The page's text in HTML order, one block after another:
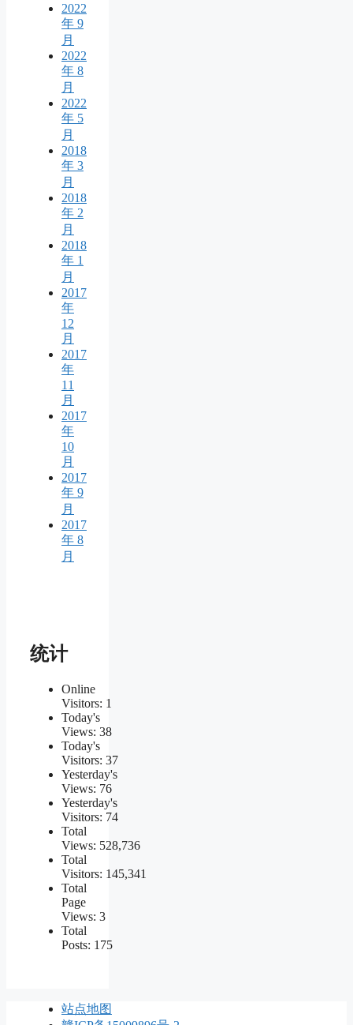
2022
年 9
月
2022
年 8
月
2022
年 5
月
2018
年 3
月
2018
年 2
月
2018
年 1
月
2017
年
12
月
2017
年
11
月
2017
年
10
月
2017
年 9
月
2017
年 8
月
统计
Online
Visitors: 1
Today's
Views: 38
Today's
Visitors: 37
Yesterday's
Views: 76
Yesterday's
Visitors: 74
Total
Views: 528,736
Total
Visitors: 145,341
Total
Page
Views: 3
Total
Posts: 175
站点地图